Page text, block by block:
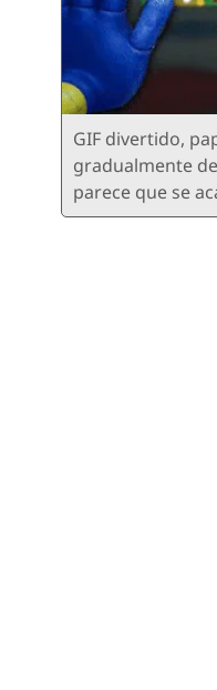
GIF divertido,
gradualmente
parece que se